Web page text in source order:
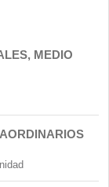
MEDIO